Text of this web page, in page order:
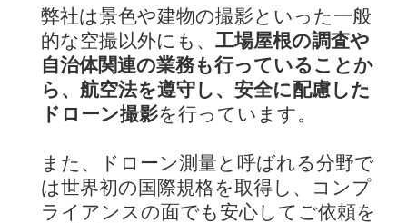
弊社は景色や建物の撮影といった一般
的な空撮以外にも、 工場屋根の調査や
自治体関連の業務も行っていることか
ら、航空法を遵守し、安全に配慮した
ドローン撮影を行っています。
また、ドローン測量と呼ばれる分野で
は世界初の国際規格を取得し、コンプ
ライアンスの面でも安心してご依頼を